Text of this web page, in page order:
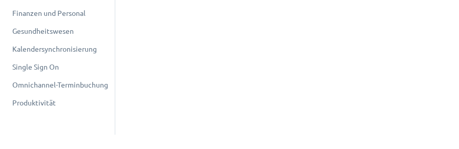
Finanzen und Personal
Gesundheitswesen
Kalendersynchronisierung
Single Sign On
Omnichannel-Terminbuchung
Produktivität